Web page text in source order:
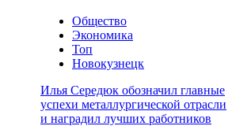
Общество
Экономика
Топ
Новокузнецк
Илья Середюк обозначил главные
успехи металлургической отрасли
и наградил лучших работников